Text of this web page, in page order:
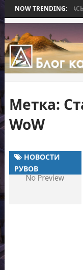
NOW TRENDING:
КОТОРАЯ ЗАКОНЧИЛАСЬ
Метка:
WoW
НОВОСТИ
РУВОВ